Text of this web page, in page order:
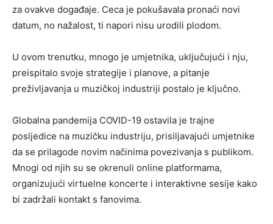
za ovakve događaje. Ceca je pokušavala pronaći novi
datum, no nažalost, ti napori nisu urodili plodom.
U ovom trenutku, mnogo je umjetnika, uključujući i nju,
preispitalo svoje strategije i planove, a pitanje
preživljavanja u muzičkoj industriji postalo je ključno.
Globalna pandemija COVID-19 ostavila je trajne
posljedice na muzičku industriju, prisiljavajući umjetnike
da se prilagode novim načinima povezivanja s publikom.
Mnogi od njih su se okrenuli online platformama,
organizujući virtuelne koncerte i interaktivne sesije kako
bi zadržali kontakt s fanovima.